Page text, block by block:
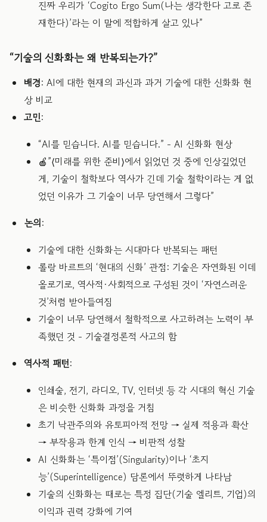
진짜 우리가 ‘Cogito Ergo Sum(나는 생각한다 고로 존
재한다)’라는 이 말에 적합하게 살고 있나”
“기술의 신화화는 왜 반복되는가?”
배경: AI에 대한 현재의 과신과 과거 기술에 대한 신화화 현
상 비교
고민:
“AI를 믿습니다. AI를 믿습니다.” - AI 신화화 현상
🍎”⟨미래를 위한 준비⟩에서 읽었던 것 중에 인상깊었던
게, 기술이 철학보다 역사가 긴데 기술 철학이라는 게 없
었던 이유가 그 기술이 너무 당연해서 그렇다”
논의:
기술에 대한 신화화는 시대마다 반복되는 패턴
롤랑 바르트의 ‘현대의 신화’ 관점: 기술은 자연화된 이데
올로기로, 역사적·사회적으로 구성된 것이 ‘자연스러운
것’처럼 받아들여짐
기술이 너무 당연해서 철학적으로 사고하려는 노력이 부
족했던 것 - 기술결정론적 사고의 함
역사적 패턴:
인쇄술, 전기, 라디오, TV, 인터넷 등 각 시대의 혁신 기술
은 비슷한 신화화 과정을 거침
초기 낙관주의와 유토피아적 전망 → 실제 적용과 확산
→ 부작용과 한계 인식 → 비판적 성찰
AI 신화화는 ‘특이점’(Singularity)이나 ‘초지
능’(Superintelligence) 담론에서 뚜렷하게 나타남
기술의 신화화는 때로는 특정 집단(기술 엘리트, 기업)의
이익과 권력 강화에 기여